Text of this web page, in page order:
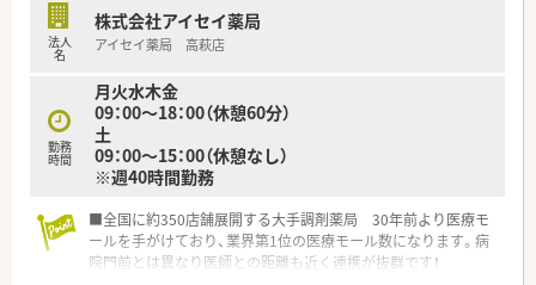
法人
名
株式会社アイセイ薬局
アイセイ薬局 高萩店
勤務
時間
月火水木金
09：00～18：00（休憩60分）
土
09：00～15：00（休憩なし）
※週40時間勤務
■全国に約350店舗展開する大手調剤薬局 30年前より医療モ
ールを手がけており、業界第1位の医療モール数になります。病
院門前とは異なり医師との距離も近く連携が抜群です！